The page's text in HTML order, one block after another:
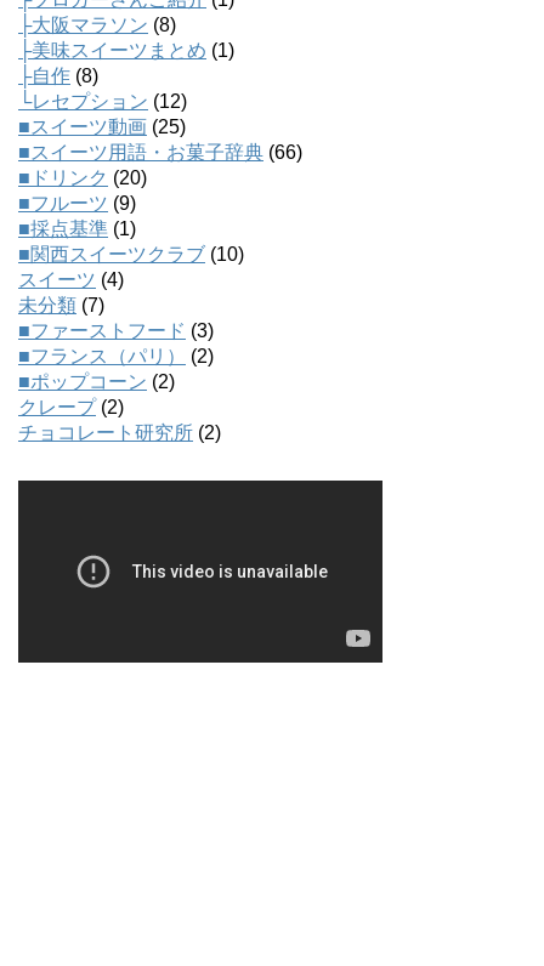
├大阪マラソン (8)
├美味スイーツまとめ (1)
├自作 (8)
└レセプション (12)
■スイーツ動画 (25)
■スイーツ用語・お菓子辞典 (66)
■ドリンク (20)
■フルーツ (9)
■採点基準 (1)
■関西スイーツクラブ (10)
スイーツ (4)
未分類 (7)
■ファーストフード (3)
■フランス（パリ）
(2)
■ポップコーン (2)
クレープ(2)
チョコレート研究所 (2)